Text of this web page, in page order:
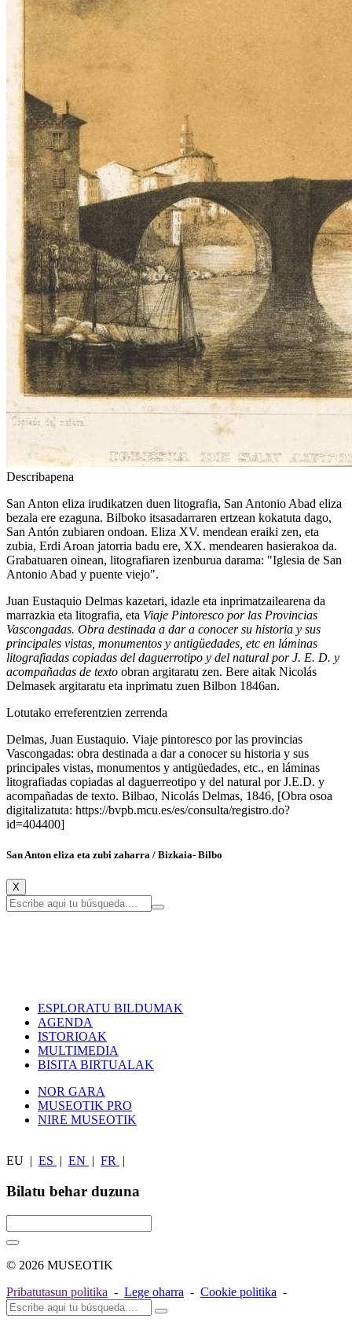
Describapena
San Anton eliza irudikatzen duen litografia, San Antonio Abad eliza
bezala ere ezaguna. Bilboko itsasadarraren ertzean kokatuta dago,
San Antón zubiaren ondoan. Eliza XV. mendean eraiki zen, eta
zubia, Erdi Aroan jatorria badu ere, XX. mendearen hasierakoa da.
Grabatuaren oinean, litografiaren izenburua darama: "Iglesia de San
Antonio Abad y puente viejo".
Juan Eustaquio Delmas kazetari, idazle eta inprimatzailearena da
marrazkia eta litografia, eta Viaje Pintoresco por las Provincias
Vascongadas. Obra destinada a dar a conocer su historia y sus
principales vistas, monumentos y antigüedades, etc en láminas
litografiadas copiadas del daguerrotipo y del natural por J. E. D. y
acompañadas de texto obran argitaratu zen. Bere aitak Nicolás
Delmasek argitaratu eta inprimatu zuen Bilbon 1846an.
Lotutako erreferentzien zerrenda
Delmas, Juan Eustaquio. Viaje pintoresco por las provincias
Vascongadas: obra destinada a dar a conocer su historia y sus
principales vistas, monumentos y antigüedades, etc., en láminas
litografiadas copiadas al daguerreotipo y del natural por J.E.D. y
acompañadas de texto. Bilbao, Nicolás Delmas, 1846, [Obra osoa
digitalizatuta: https://bvpb.mcu.es/es/consulta/registro.do?
id=404400]
San Anton eliza eta zubi zaharra / Bizkaia- Bilbo
X
ESPLORATU BILDUMAK
AGENDA
ISTORIOAK
MULTIMEDIA
BISITA BIRTUALAK
NOR GARA
MUSEOTIK PRO
NIRE MUSEOTIK
EU | ES | EN | FR |
Bilatu behar duzuna
© 2026 MUSEOTIK
Pribatutasun politika - Lege oharra - Cookie politika -